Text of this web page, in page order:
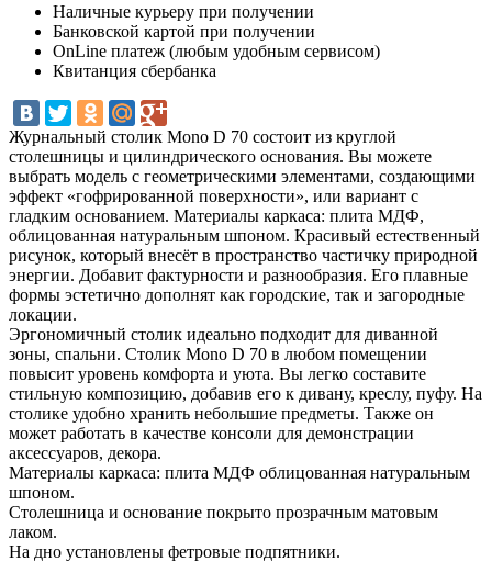
Наличные курьеру при получении
Банковской картой при получении
OnLine платеж (любым удобным сервисом)
Квитанция сбербанка
Журнальный столик Mono D 70 состоит из круглой
столешницы и цилиндрического основания. Вы можете
выбрать модель с геометрическими элементами, создающими
эффект «гофрированной поверхности», или вариант с
гладким основанием. Материалы каркаса: плита МДФ,
облицованная натуральным шпоном. Красивый естественный
рисунок, который внесёт в пространство частичку природной
энергии. Добавит фактурности и разнообразия. Его плавные
формы эстетично дополнят как городские, так и загородные
локации.
Эргономичный столик идеально подходит для диванной
зоны, спальни. Столик Mono D 70 в любом помещении
повысит уровень комфорта и уюта. Вы легко составите
стильную композицию, добавив его к дивану, креслу, пуфу. На
столике удобно хранить небольшие предметы. Также он
может работать в качестве консоли для демонстрации
аксессуаров, декора.
Материалы каркаса: плита МДФ облицованная натуральным
шпоном.
Столешница и основание покрыто прозрачным матовым
лаком.
На дно установлены фетровые подпятники.